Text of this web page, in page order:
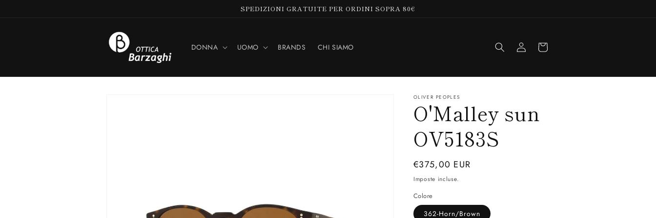
SPEDIZIONI GRATUITE PER ORDINI SOPRA 80€
DONNA UOMO BRANDS CHI SIAMO Accedi Carrello
OLIVER PEOPLES
O'Malley sun
OV5183S
Prezzo
di
listino
€375,00 EUR
Imposte incluse.
Colore
362-Horn/Brown